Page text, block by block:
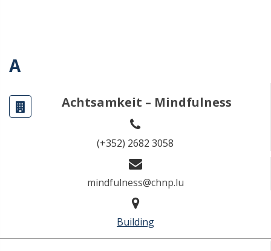
A
Achtsamkeit – Mindfulness
(+352) 2682 3058
mindfulness@chnp.lu
Building